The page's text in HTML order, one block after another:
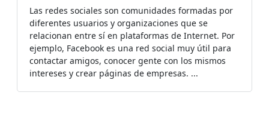
Las redes sociales son comunidades formadas por
diferentes usuarios y organizaciones que se
relacionan entre sí en plataformas de Internet. Por
ejemplo, Facebook es una red social muy útil para
contactar amigos, conocer gente con los mismos
intereses y crear páginas de empresas. ...